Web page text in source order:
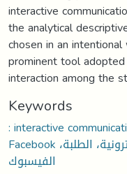
interactive
the analytical
chosen in an
prominent tool
interaction among the
Keywords
: interactive
Facebook الاتصال التفاعلي، الوسائط الإلكترونية، الطلبة،
الفيسبوك